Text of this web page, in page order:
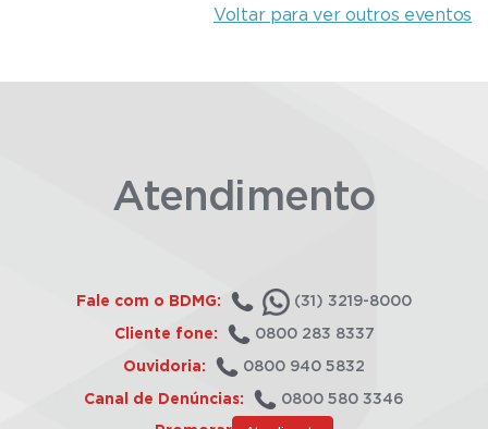
Voltar para ver outros eventos
Atendimento
Fale com o BDMG: (31) 3219-8000
Cliente fone: 0800 283 8337
Ouvidoria: 0800 940 5832
Canal de Denúncias: 0800 580 3346